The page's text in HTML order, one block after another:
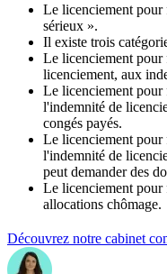
Le licenciement pour
sérieux ».
Il existe trois
Le licenciement pour
licenciement, aux
Le licenciement pour
l'indemnité de
congés payés.
Le licenciement pour
l'indemnité de
peut demander des
Le licenciement pour
allocations chômage.
Découvrez notre cabinet